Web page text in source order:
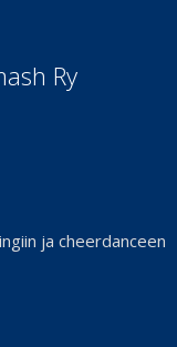
Ry
ja cheerdanceen